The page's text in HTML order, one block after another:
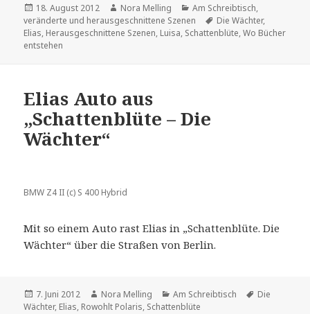
Veröffentlicht
am
18. August 2012 Autor
Nora Melling Kategorien
Am Schreibtisch,
veränderte und herausgeschnittene Szenen
Schlagwörter
Die Wächter,
Elias, Herausgeschnittene Szenen, Luisa, Schattenblüte,Wo Bücher
entstehen
Elias Auto aus
„Schattenblüte – Die
Wächter“
BMW Z4 II (c) S 400 Hybrid
Mit so einem Auto rast Elias in „Schattenblüte. Die
Wächter“ über die Straßen von Berlin.
Veröffentlicht
am
7. Juni 2012 Autor
Nora Melling Kategorien
Am Schreibtisch Schlagwörter
Die
Wächter, Elias, Rowohlt Polaris, Schattenblüte